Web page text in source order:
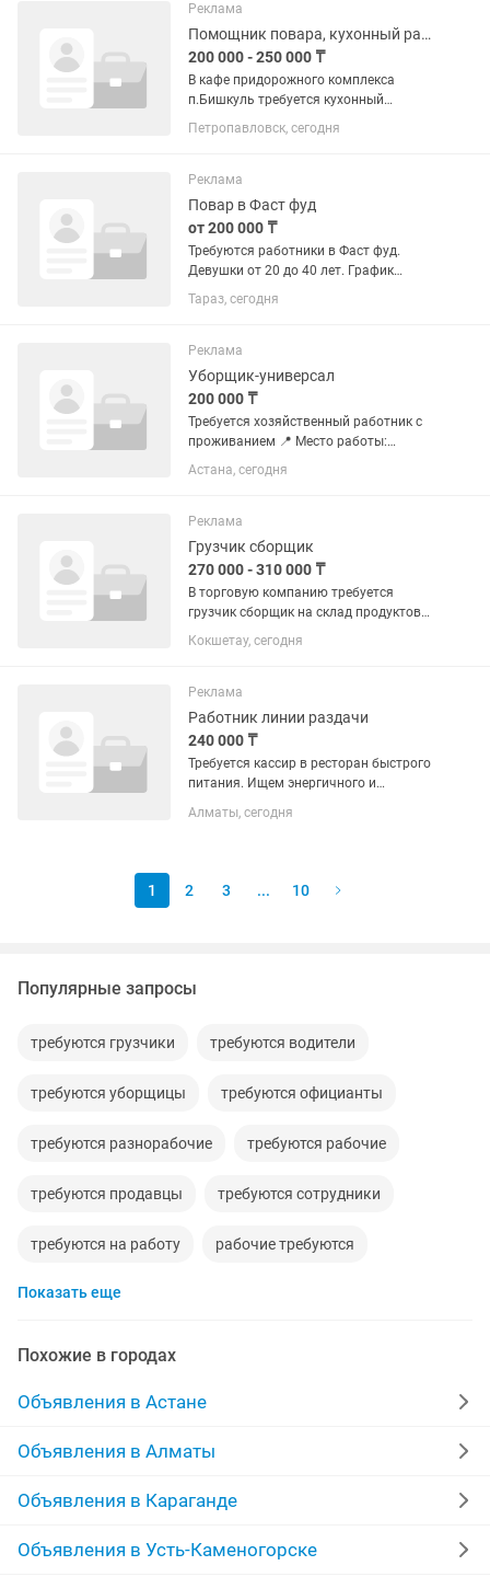
Реклама
Помощник повара, кухонный работник
200 000 - 250 000 ₸
В кафе придорожного комплекса
п.Бишкуль требуется кухонный
работник, помощник повара. График
работы сутки/двое. Оплата 20 000 тг/
собеседовании. Есть питание и
развоз...
Петропавловск, сегодня
Реклама
Повар в Фаст фуд
от 200 000 ₸
Требуются работники в Фаст фуд.
Девушки от 20 до 40 лет. График
работы сутки через двое. ЗП первый
месяц обучение 15 000, второй месяц
Тараз, сегодня
Реклама
Уборщик-универсал
200 000 ₸
Требуется хозяйственный работник с
проживанием 📍 Место работы:
посёлок Жибек Жолы, трасса Астана –
Караганда. Ищем ответственного,
сотрудника для работы на базе...
Астана, сегодня
Реклама
Грузчик сборщик
270 000 - 310 000 ₸
В торговую компанию требуется
грузчик сборщик на склад продуктов
питания. В обязанности работника
входит сборка продукции по
работы.Официальное
трудоустройство!...
Кокшетау, сегодня
Реклама
Работник линии раздачи
240 000 ₸
Требуется кассир в ресторан быстрого
питания. Ищем энергичного и
команду. Работа подойдёт тем, кто
Алматы, сегодня
1 2 3 ... 10
Популярные запросы
требуются грузчики требуются водители
требуются уборщицы требуются официанты
требуются разнорабочие требуются рабочие
требуются продавцы требуются сотрудники
требуются на работу рабочие требуются
требуются швеи
организации требуются
требуются операторы колл-центр
требуются комплектовщики
охрана требуются требуются строители
Показать еще
Похожие в городах
Объявления в Астане
Объявления в Алматы
Объявления в Караганде
Объявления в Усть-Каменогорске